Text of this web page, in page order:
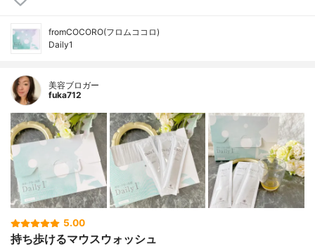
fromCOCORO(フロムココロ)
Daily1
美容ブロガー
fuka712
5.00
持ち歩けるマウスウォッシュ